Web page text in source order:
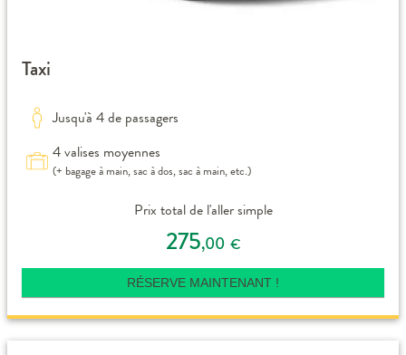
Taxi
Jusqu'à 4 de passagers
4 valises moyennes
(+ bagage à main, sac à dos, sac à main, etc.)
Prix total de l'aller simple
275,00 €
RÉSERVE MAINTENANT !